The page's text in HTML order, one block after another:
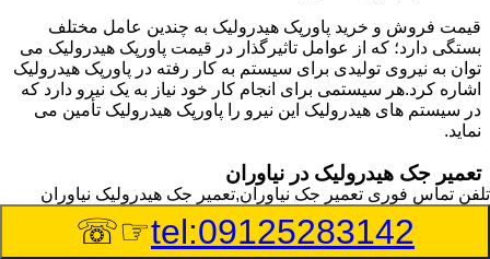
قیمت فروش و خرید پاورپک هیدرولیک به چندین عامل مختلف
بستگی دارد؛ که از عوامل تاثیرگذار در قیمت پاورپک هیدرولیک می
توان به نیروی تولیدی برای سیستم به کار رفته در پاورپک هیدرولیک
اشاره کرد.هر سیستمی برای انجام کار خود نیاز به یک نیرو دارد که
در سیستم های هیدرولیک این نیرو را پاورپک هیدرولیک تأمین می
نماید.
تعمیر جک هیدرولیک در نیاوران
وسیله‎ای که با عملکرد خود موجب بلند شدن اهرم و یا وزن سنگین
در یک قسمت می گردد را جک هیدرولیک می نامند.جک هیدرولیک
تلفن تماس فوری تعمیر جک نیاوران,تعمیر جک هیدرولیک نیاوران
tel:09125283142
☞☏